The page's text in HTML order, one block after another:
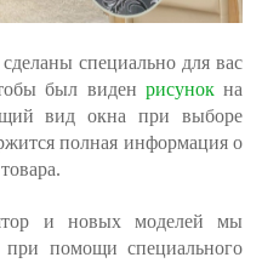
специально для вас
был виден рисунокна
вид окна при выборе
полная информация о
и новых моделей мы
помощи специального